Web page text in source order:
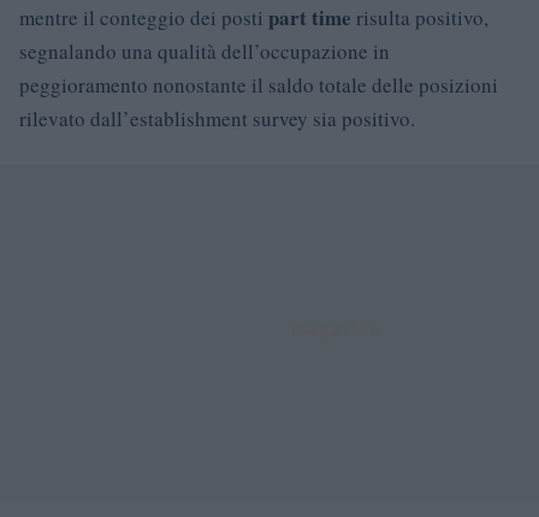
mentre il conteggio dei posti part time risulta positivo,
segnalando una qualità dell’occupazione in
peggioramento nonostante il saldo totale delle posizioni
rilevato dall’establishment survey sia positivo.